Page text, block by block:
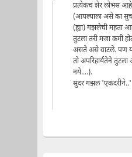
प्रत्येकच शेर लोभस
(आपल्याला असे का
(ह्या) गझलेची महता
तुटला तरी मजा कमी
असते असे वाटले. पण या
तो अपरिहार्यतेने
नये....).
सुंदर गझल 'एकंदरीने..'